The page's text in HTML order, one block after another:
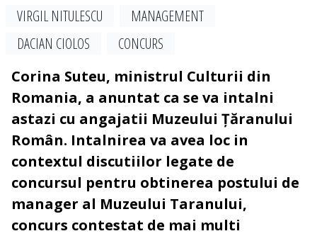
VIRGIL NITULESCU
MANAGEMENT
DACIAN CIOLOS
CONCURS
Corina Suteu, ministrul Culturii din
Romania, a anuntat ca se va intalni
astazi cu angajatii Muzeului Țăranului
Român. Intalnirea va avea loc in
contextul discutiilor legate de
concursul pentru obtinerea postului de
manager al Muzeului Taranului,
concurs contestat de mai multi